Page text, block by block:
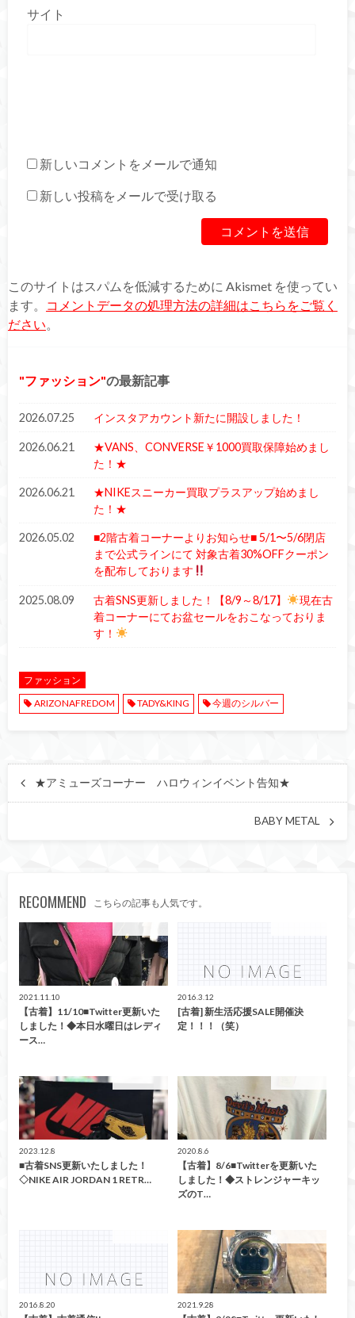
サイト
新しいコメントをメールで通知
新しい投稿をメールで受け取る
このサイトはスパムを低減するために Akismet を使ってい
ます。
コメントデータの処理方法の詳細はこちらをご覧く
ださい
ファッション の最新記事
2026.07.25 インスタアカウント新たに開設しました！
2026.06.21
★VANS、CONVERSE￥1000買取保障始めまし
た！★
2026.06.21
★NIKEスニーカー買取プラスアップ始めまし
た！★
2026.05.02
■2階古着コーナーよりお知らせ■ 5/1〜5/6閉店
まで公式ラインにて 対象古着30%OFFクーポン
を配布しております
2025.08.09 古着SNS更新しました！【8/9～8/17】
現在古
着コーナーにてお盆セールをおこなっておりま
す！
ファッション
ARIZONAFREDOM
TADY&KING 今週のシルバー
★アミューズコーナー ハロウィンイベント告知★
BABY METAL
RECOMMEND こちらの記事も人気です。
2021.11.10
【古着】11/10■Twitter更新いた
しました！◆本日水曜日はレディ
ース…
2016.3.12
[古着] 新生活応援SALE開催決
定！！！（笑）
ファッション
2023.12.8
■古着SNS更新いたしました！
◇NIKE AIR JORDAN 1 RETR…
2020.8.6
【古着】8/6■Twitterを更新いた
しました！◆ストレンジャーキッ
ズのT…
2016.8.20 2021.9.28